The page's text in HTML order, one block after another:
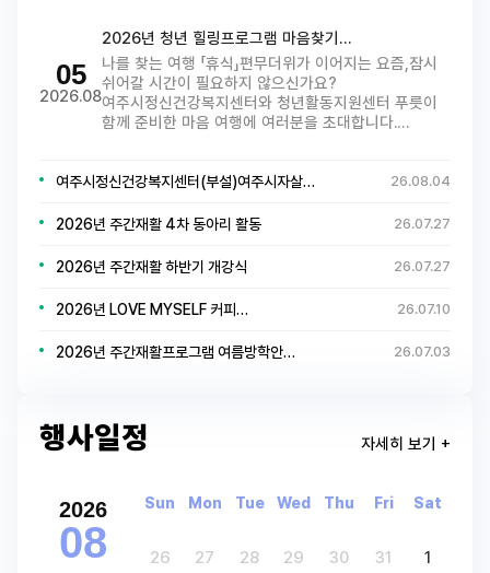
05
2026.08
2026년 청년 힐링프로그램 마음찾기…
나를 찾는 여행 「휴식」편무더위가 이어지는 요즘,잠시
쉬어갈 시간이 필요하지 않으신가요?
여주시정신건강복지센터와 청년활동지원센터 푸릇이
함께 준비한 마음 여행에 여러분을 초대합니다.…
여주시정신건강복지센터(부설)여주시자살… 26.08.04
2026년 주간재활 4차 동아리 활동 26.07.27
2026년 주간재활 하반기 개강식 26.07.27
2026년 LOVE MYSELF 커피… 26.07.10
2026년 주간재활프로그램 여름방학안… 26.07.03
행사일정 자세히 보기 +
2026
08
Sun Mon Tue Wed Thu Fri Sat
26 27 28 29 30 31 1